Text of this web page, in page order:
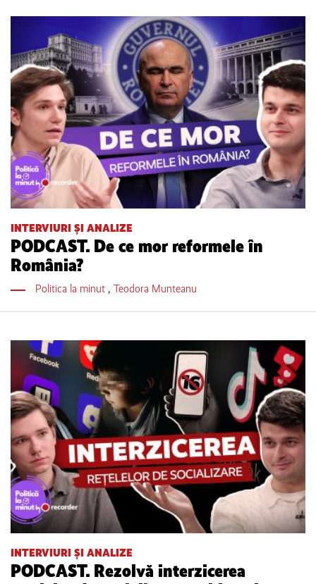
INTERVIURI ȘI ANALIZE
PODCAST. De ce mor reformele în
România?
Politica la minut , Teodora Munteanu
INTERVIURI ȘI ANALIZE
PODCAST. Rezolvă interzicerea